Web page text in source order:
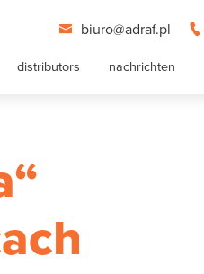
biuro@adraf.pl
distributors nachrichten